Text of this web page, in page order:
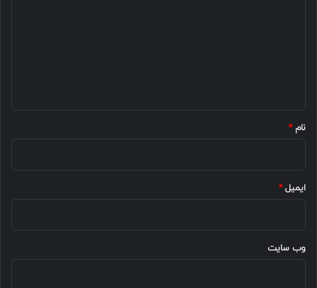
نام*
ایمیل*
وب‌ سایت